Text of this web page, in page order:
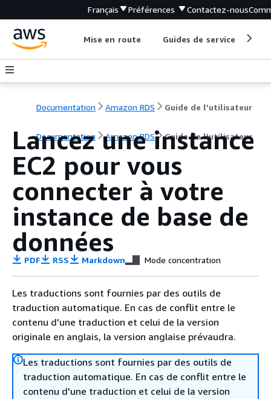
Français Préférences Contactez-nous
Mise en route Guides de service
Documentation Amazon RDS Guide de l’utilisateur
Documentation Amazon RDS Guide de l’utilisateur
Lancez une instance
EC2 pour vous
connecter à votre
instance de base de
données
PDF RSS Markdown Mode concentration
Les traductions sont fournies par des outils de
traduction automatique. En cas de conflit entre le
contenu d'une traduction et celui de la version
originale en anglais, la version anglaise prévaudra.
Les traductions sont fournies par des outils de
traduction automatique. En cas de conflit entre le
contenu d'une traduction et celui de la version